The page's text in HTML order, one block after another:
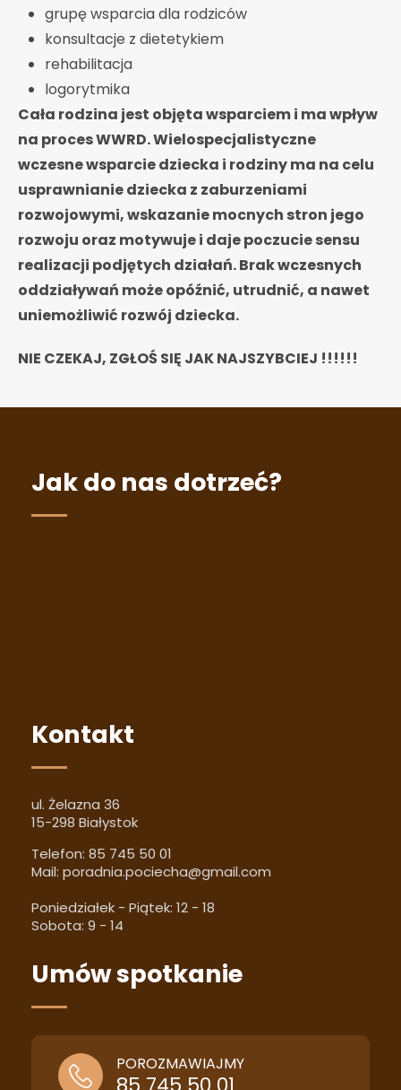
grupę wsparcia dla rodziców
konsultacje z dietetykiem
rehabilitacja
logorytmika
Cała rodzina jest objęta wsparciem i ma wpływ
na proces WWRD. Wielospecjalistyczne
wczesne wsparcie dziecka i rodziny ma na celu
usprawnianie dziecka z zaburzeniami
rozwojowymi, wskazanie mocnych stron jego
rozwoju oraz motywuje i daje poczucie sensu
realizacji podjętych działań. Brak wczesnych
oddziaływań może opóźnić, utrudnić, a nawet
uniemożliwić rozwój dziecka.
NIE CZEKAJ, ZGŁOŚ SIĘ JAK NAJSZYBCIEJ !!!!!!
Jak do nas dotrzeć?
Kontakt
ul. Żelazna 36
15-298 Białystok
Telefon: 85 745 50 01
Mail: poradnia.pociecha@gmail.com
Poniedziałek - Piątek: 12 - 18
Sobota: 9 - 14
Umów spotkanie
POROZMAWIAJMY